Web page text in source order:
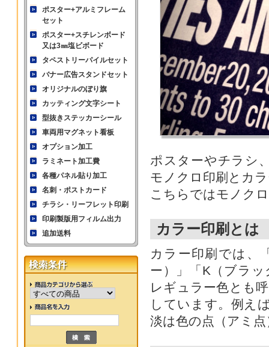
ポスター+アルミフレーム
セット
ポスター+スチレンボード
又は3㎜塩ビボード
タペストリーパイルセット
バナー広告スタンドセット
オリジナルのぼり旗
カッティング文字シート
型抜きステッカーシール
車両用マグネット看板
オプション加工
ラミネート加工費
各種パネル貼り加工
名刺・ポストカード
チラシ・リーフレット印刷
印刷製版用フィルム出力
追加送料
ポスターやチラシ
モノクロ印刷とカ
こちらではモノク
カラー印刷とは
カラー印刷では、
ー）」「K（ブラ
レギュラー色とも
しています。例え
淡は色の点（アミ